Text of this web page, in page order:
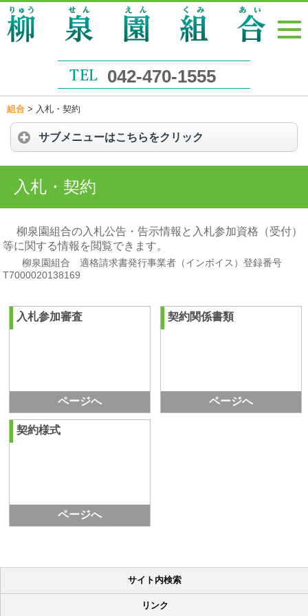
042-470-1555
組合 > 入札・契約
サブメニューはこちらをクリック
入札・契約
柳泉園組合の入札公告・告示情報と入札参加資格（受付）
等に関する情報を閲覧できます。
柳泉園組合 適格請求書発行事業者（インボイス）登録番号
T7000020138169
入札参加審査
ページへ
契約関係書類
ページへ
契約様式
ページへ
サイト内検索
リンク